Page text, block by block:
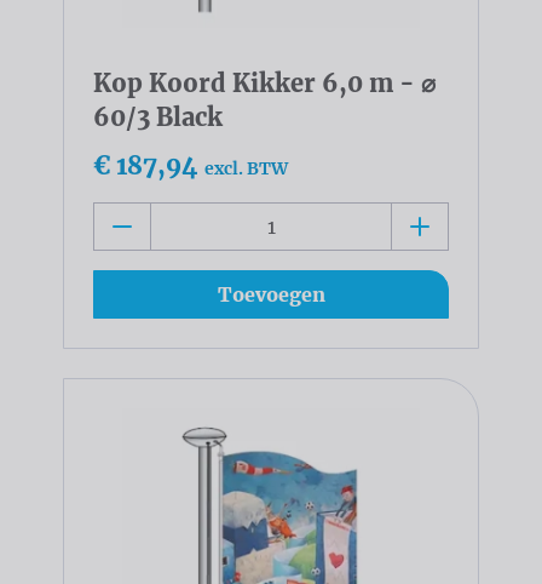
Kop Koord Kikker 6,0 m - ⌀
60/3 Black
€ 187,94 excl. BTW
Toevoegen